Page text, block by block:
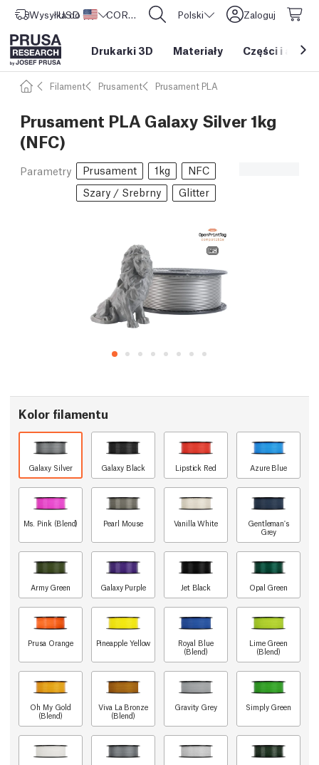
Wysyłka do Stany Zjednoczone
USD ($) CORE One L: Już w sprzedaży! Polski Zaloguj
Drukarki 3D Materiały Części i
Filament Prusament Prusament PLA
Prusament PLA Galaxy Silver 1kg
(NFC)
Parametry Prusament 1kg
NFC
Szary / Srebrny
Glitter
Kolor filamentu
Galaxy Silver Galaxy Black Lipstick Red Azure Blue
Ms. Pink (Blend) Pearl Mouse Vanilla White
Gentleman's
Grey
Army Green Galaxy Purple Jet Black Opal Green
Prusa Orange Pineapple Yellow
Royal Blue
(Blend)
Lime Green
(Blend)
Oh My Gold
(Blend)
Viva La Bronze
(Blend)
Gravity Grey Simply Green